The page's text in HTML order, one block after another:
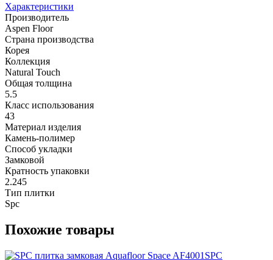
Характеристики
Производитель
Aspen Floor
Страна производства
Корея
Коллекция
Natural Touch
Общая толщина
5.5
Класс использования
43
Материал изделия
Камень-полимер
Способ укладки
Замковой
Кратность упаковки
2.245
Тип плитки
Spc
Похожие товары